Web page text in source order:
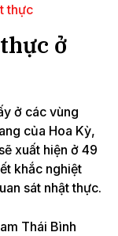
thực
ở
ở các vùng
của Hoa Kỳ,
​​​​sẽ xuất hiện ở 49
khắc nghiệt
sát nhật thực.
Thái Bình